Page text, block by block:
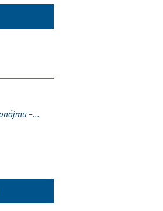
–...